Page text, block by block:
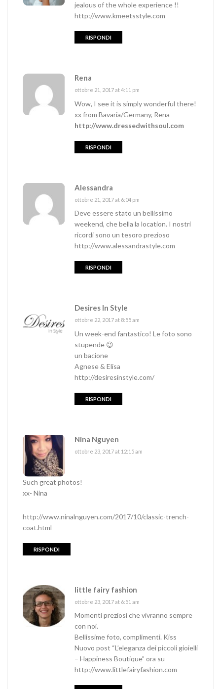
jealous of the whole experience !!
http://www.kmeetsstyle.com
RISPONDI
Rena
ottobre 21, 2017 at 4:11 pm
Wow, I see it is simply wonderful there!
xx from Bavaria/Germany, Rena
http://www.dressedwithsoul.com
RISPONDI
Alessandra
ottobre 21, 2017 at 6:04 pm
Deve essere stato un bellissimo
weekend, che bella la location. I nostri
ricordi sono un tesoro prezioso
http://www.alessandrastyle.com
RISPONDI
Desires In Style
ottobre 22, 2017 at 8:55 am
Un week-end fantastico! Le foto sono
stupende 😉
un bacione
Agnese & Elisa
http://desiresinstyle.com/
RISPONDI
Nina Nguyen
ottobre 23, 2017 at 12:15 am
Such great photos!
xx- Nina
http://www.ninalnguyen.com/2017/10/classic-trench-
coat.html
RISPONDI
little fairy fashion
ottobre 23, 2017 at 6:51 am
Momenti preziosi che vivranno sempre
con noi.
Bellissime foto, complimenti. Kiss
Nuovo post “L’eleganza dei piccoli gioielli
– Happiness Boutique” ora su
http://www.littlefairyfashion.com